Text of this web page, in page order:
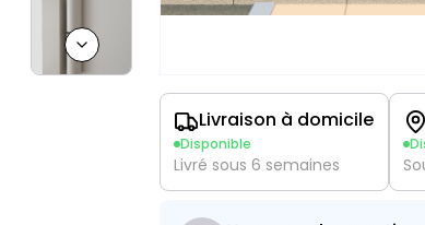
Next slide Livraison à domicile
Disponible
Livré sous 6 semaines